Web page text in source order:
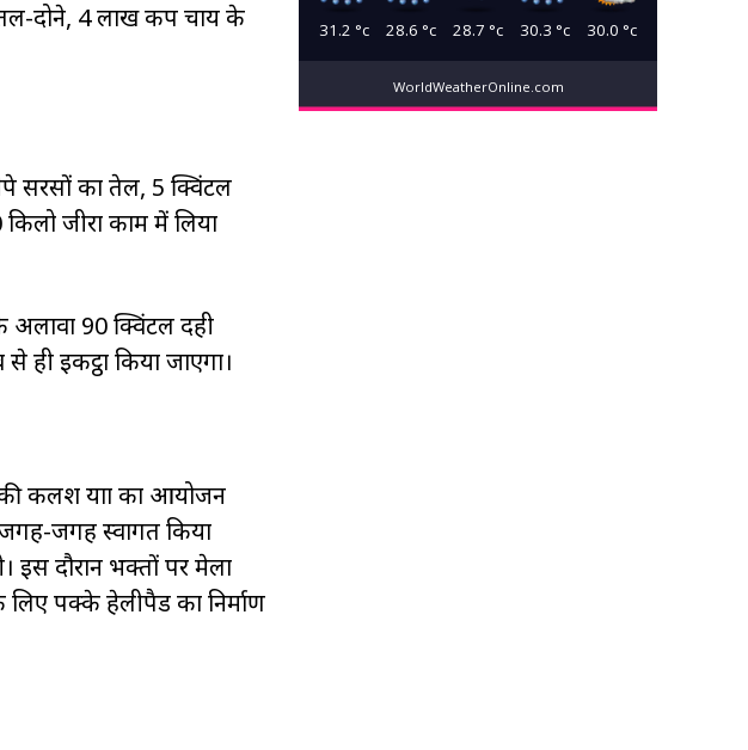
दोने, 4 लाख कप चाय के
सरसों का तेल, 5 क्विंटल
किलो जीरा काम में लिया
अलावा 90 क्विंटल दही
ही इकट्ठा किया जाएगा।
कलश यात्रा का आयोजन
जगह-जगह स्वागत किया
इस दौरान भक्तों पर मेला
लिए पक्के हेलीपैड का निर्माण
31.2 °c 28.6 °c 28.7 °c 30.3 °c 30.0 °c
WorldWeatherOnline.com